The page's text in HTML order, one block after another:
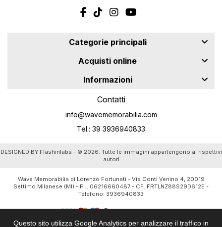
Questo sito utilizza Google Analytics per analizzare il traffico in
Categorie principali
Acquisti online
Informazioni
Contatti
info@wavememorabilia.com
Tel.: 39 3936940833
DESIGNED BY Flashinlabs - © 2026. Tutte le immagini appartengono ai rispettivi
autori
Wave Memorabilia di Lorenzo Fortunati - Via Conti Venino 4, 20019
Settimo Milanese (MI) - P.I. 06216660487 - CF. FRTLNZ88S29D612E -
Telefono: 3936940833